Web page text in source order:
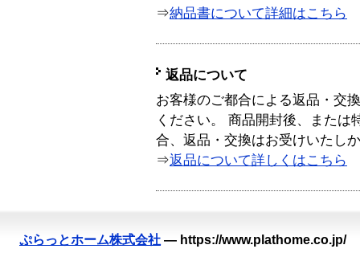
⇒納品書について詳細はこちら
返品について
お客様のご都合による返品・交
ください。 商品開封後、または
合、返品・交換はお受けいたし
⇒返品について詳しくはこちら
ぷらっとホーム株式会社 — https://www.plathome.co.jp/